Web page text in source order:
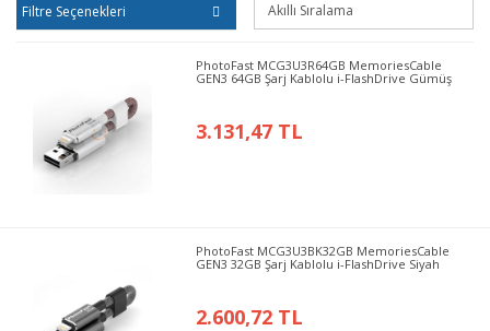
Filtre Seçenekleri
PhotoFast MCG3U3R64GB MemoriesCable
GEN3 64GB Şarj Kablolu i-FlashDrive Gümüş
3.131,47 TL
PhotoFast MCG3U3BK32GB MemoriesCable
GEN3 32GB Şarj Kablolu i-FlashDrive Siyah
2.600,72 TL